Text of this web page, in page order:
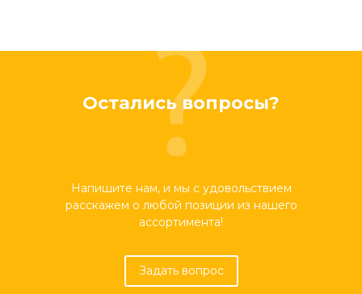
Остались вопросы?
Напишите нам, и мы с удовольствием
расскажем о любой позиции из нашего
ассортимента!
Задать вопрос